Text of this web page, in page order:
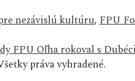
nezávislú kultúru,FPU
FPU Oľha rokoval s
práva vyhradené.